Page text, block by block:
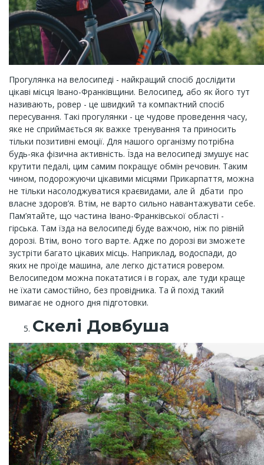
Прогулянка на велосипеді - найкращий спосіб дослідити
цікаві місця Івано-Франківщини. Велосипед, або як його тут
називають, ровер - це швидкий та компактний спосіб
пересування. Такі прогулянки - це чудове проведення часу,
яке не сприймається як важке тренування та приносить
тільки позитивні емоції. Для нашого організму потрібна
будь-яка фізична активність. Їзда на велосипеді змушує нас
крутити педалі, цим самим покращує обмін речовин. Таким
чином, подорожуючи цікавими місцями Прикарпаття, можна
не тільки насолоджуватися краєвидами, але й дбати про
власне здоров’я. Втім, не варто сильно навантажувати себе.
Пам’ятайте, що частина Івано-Франківської області -
гірська. Там їзда на велосипеді буде важчою, ніж по рівній
дорозі. Втім, воно того варте. Адже по дорозі ви зможете
зустріти багато цікавих місць. Наприклад, водоспади, до
яких не проїде машина, але легко дістатися ровером.
Велосипедом можна покататися і в горах, але туди краще
не їхати самостійно, без провідника. Та й похід такий
вимагає не одного дня підготовки.
Скелі Довбуша